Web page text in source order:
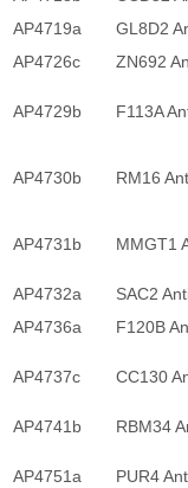
AP4719a
GL8D2
AP4726c
ZN692
AP4729b F113A
AP4730b RM16
AP4731b MMGT1
AP4732a SAC2
AP4736a
F120B
AP4737c CC130
AP4741b RBM34
AP4751a PUR4